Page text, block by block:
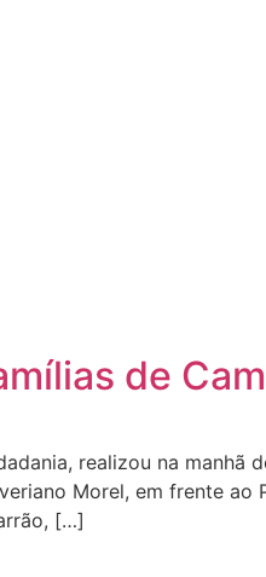
de
realizou na manhã
Morel, em frente ao
[…]